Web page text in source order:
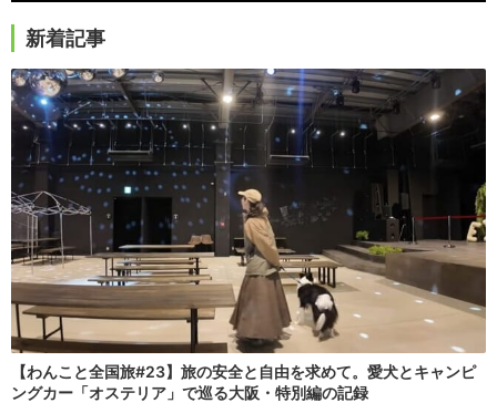
新着記事
【わんこと全国旅#23】旅の安全と自由を求めて。愛犬とキャンピ
ングカー「オステリア」で巡る大阪・特別編の記録